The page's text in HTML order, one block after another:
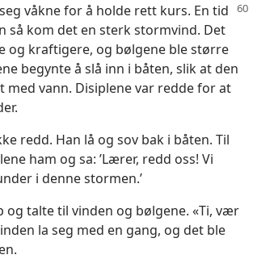
våkne for å holde rett kurs. En tid
så kom det en sterk stormvind. Det
og kraftigere, og bølgene ble større
begynte å slå inn i båten, slik at den
med vann. Disiplene var redde for at
redd. Han lå og sov bak i båten. Til
ham og sa: ’Lærer, redd oss! Vi
i denne stormen.’
og talte til vinden og bølgene. «Ti, vær
la seg med en gang, og det ble